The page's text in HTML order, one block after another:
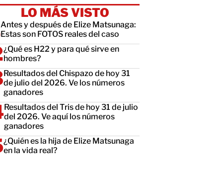
LO MÁS VISTO
Antes y después de Elize Matsunaga:
Estas son FOTOS reales del caso
¿Qué es H22 y para qué sirve en
hombres?
Resultados del Chispazo de hoy 31
de julio del 2026. Ve los números
ganadores
Resultados del Tris de hoy 31 de julio
del 2026. Ve aquí los números
ganadores
¿Quién es la hija de Elize Matsunaga
en la vida real?